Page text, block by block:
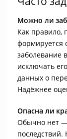
Можно ли
Как правило,
формируется
заболевание
исключать
данных о
Надёжнее
Опасна ли
Обычно нет —
последствий.